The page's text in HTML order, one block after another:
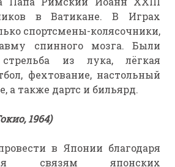
в Ватикане. В Играх
спортсмены-колясочники,
спинного мозга. Были
стрельба из лука, лёгкая
фехтование, настольный
а также дартс и бильярд.
1964)
в Японии благодаря
связям японских